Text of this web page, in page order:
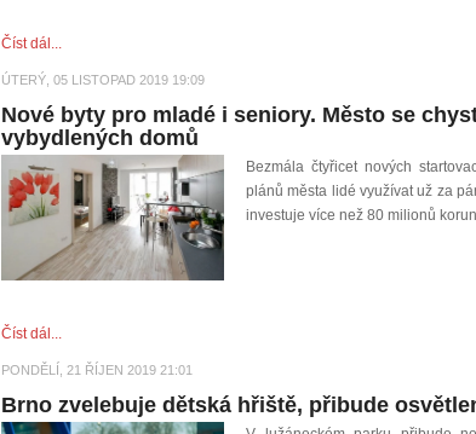
Číst dál...
ÚTERÝ, 05 LISTOPAD 2019 19:09
Nové byty pro mladé i seniory. Město se
vybydlených domů
Bezmála čtyřicet nových
plánů města lidé využívat už za
investuje více než 80 milionů
Číst dál...
PONDĚLÍ, 21 ŘÍJEN 2019 21:01
Brno zvelebuje dětská hřiště, přibude